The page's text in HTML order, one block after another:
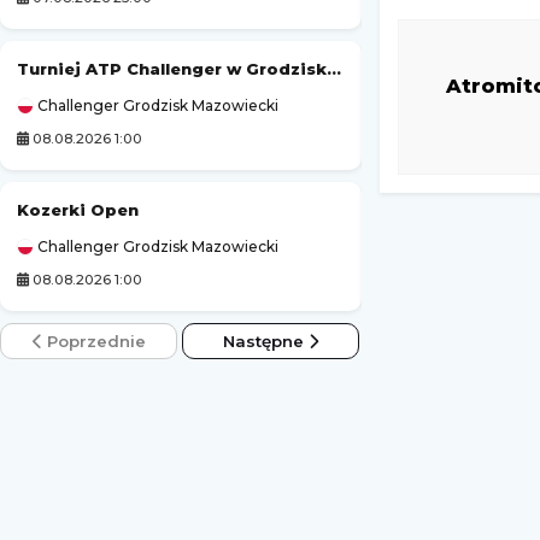
Turniej ATP Challenger w Grodzisku Mazowieckim
Challenger Grodzisk Mazowiecki
08.08.2026 1:00
Kozerki Open
Challenger Grodzisk Mazowiecki
08.08.2026 1:00
Poprzednie Następne